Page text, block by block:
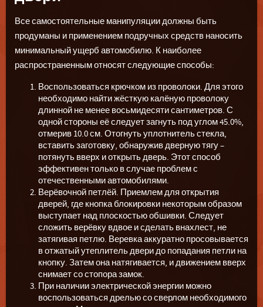
Все самостоятельные манипуляции должны быть
продуманы и применением подручных средств наносить
минимальный ущерб автомобилю. К наиболее
распространенным относят следующие способы:
Воспользоваться крючком из проволоки. Для этого
необходимо найти жёсткую калёную проволоку
длинной не менее восьмидесяти сантиметров. С
одной стороны её следует загнуть под углом 45.0%,
отмерив 10.0 см. Отогнуть уплотнитель стекла,
вставить заготовку, обнаружив дверную тягу –
потянуть вверх и открыть дверь. Этот способ
эффективен только в случае проблем с
отечественными автомобилями.
Верёвочной петлёй. Приемлем для открытия
дверей, где кнопка блокировки некоторым образом
выступает над плоскостью обшивки. Следует
сложить верёвку вдвое и сделать внахлест, не
затягивая петлю. Веревка аккуратно просовывается
в отжатый утеплитель двери до попадания петли на
кнопку. Затем она натягивается, и движением вверх
снимает со стопора замок.
При наличии электрической энергии можно
воспользоваться дрелью со сверлом необходимого